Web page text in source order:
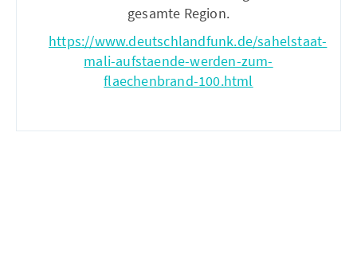
gesamte Region.
https://www.deutschlandfunk.de/sahelstaat-
mali-aufstaende-werden-zum-
flaechenbrand-100.html